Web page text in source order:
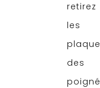
retirez
les
des